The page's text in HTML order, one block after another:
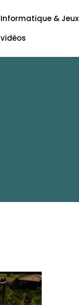
Informatique & Jeux
vidéos